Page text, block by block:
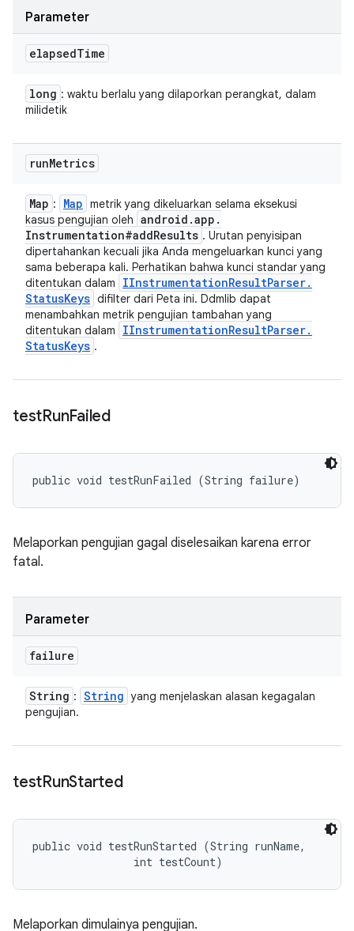
Parameter
elapsedTime
long : waktu berlalu yang dilaporkan perangkat, dalam
milidetik
runMetrics
Map : Map metrik yang dikeluarkan selama eksekusi
kasus pengujian oleh android .app .
Instrumentation#addResults . Urutan penyisipan
dipertahankan kecuali jika Anda mengeluarkan kunci yang
sama beberapa kali. Perhatikan bahwa kunci standar yang
ditentukan dalam
IInstrumentationResultParser.
StatusKeys difilter dari Peta ini. Ddmlib dapat
menambahkan metrik pengujian tambahan yang
ditentukan dalam
IInstrumentationResultParser.
StatusKeys .
testRunFailed
public void testRunFailed (String failure)
Melaporkan pengujian gagal diselesaikan karena error
fatal.
Parameter
failure
String : String yang menjelaskan alasan kegagalan
pengujian.
testRunStarted
public void testRunStarted (String runName,
                int testCount)
Melaporkan dimulainya pengujian.